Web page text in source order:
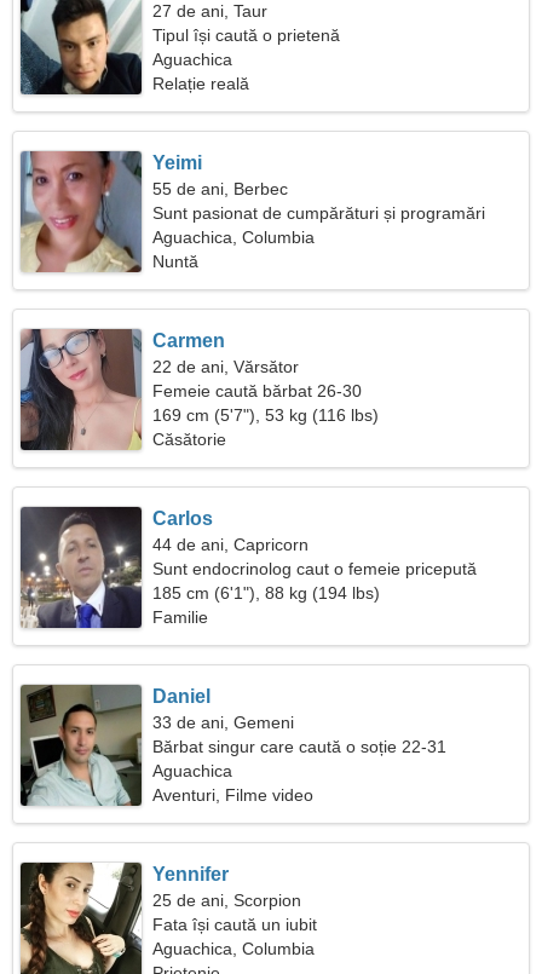
27 de ani, Taur
Tipul își caută o prietenă
Aguachica
Relație reală
Yeimi
55 de ani, Berbec
Sunt pasionat de cumpărături și programări
Aguachica, Columbia
Nuntă
Carmen
22 de ani, Vărsător
Femeie caută bărbat 26-30
169 cm (5'7"), 53 kg (116 lbs)
Căsătorie
Carlos
44 de ani, Capricorn
Sunt endocrinolog caut o femeie pricepută
185 cm (6'1"), 88 kg (194 lbs)
Familie
Daniel
33 de ani, Gemeni
Bărbat singur care caută o soție 22-31
Aguachica
Aventuri, Filme video
Yennifer
25 de ani, Scorpion
Fata își caută un iubit
Aguachica, Columbia